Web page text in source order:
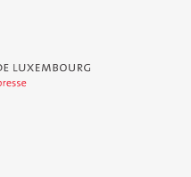
de Luxembourg - Service